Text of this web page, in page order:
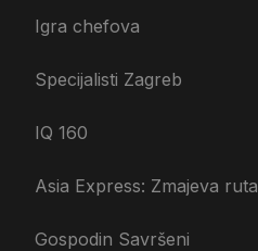
Igra chefova
Specijalisti Zagreb
IQ 160
Asia Express: Zmajeva ruta
Gospodin Savršeni